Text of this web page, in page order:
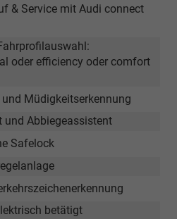
& Service mit Audi connect
oder efficiency oder comfort
Müdigkeitserkennung
und Abbiegeassistent
Safelock
betätigt